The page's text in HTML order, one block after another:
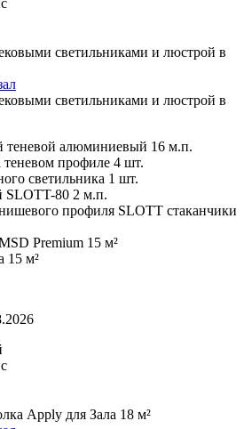
светильниками и люстрой в
светильниками и люстрой в
теневой алюминиевый 16 м.п.
теневом профиле 4 шт.
светильника 1 шт.
SLOTT-80 2 м.п.
профиля SLOTT стаканчики
Premium 15 м²
15 м²
Apply для Зала 18 м²